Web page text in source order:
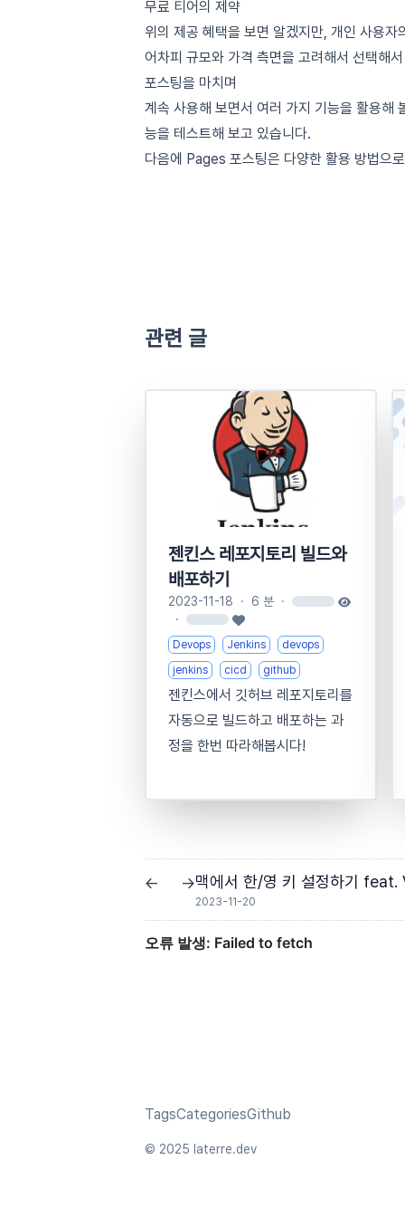
무료 티어의 제약
위의 제공 혜택을 보면 알겠지만, 개인 사용
어차피 규모와 가격 측면을 고려해서 선택해
포스팅을 마치며
계속 사용해 보면서 여러 가지 기능을 활용해
능을 테스트해 보고 있습니다.
다음에 Pages 포스팅은 다양한 활용 방법으
관련 글
젠킨스 레포지토리 빌드와
배포하기
2023-11-18 · 6 분 · loading
· loading
Devops Jenkins
devops
jenkins
cicd github
젠킨스에서 깃허브 레포지토리를
자동으로 빌드하고 배포하는 과
정을 한번 따라해봅시다!
← →맥에서 한/영 키 설정하기 feat.
2023-11-20
TagsCategoriesGithub
© 2025 laterre.dev